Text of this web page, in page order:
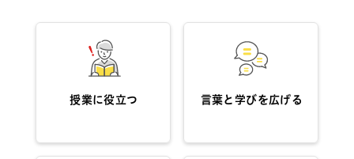
授業に役立つ 言葉と学びを広げる